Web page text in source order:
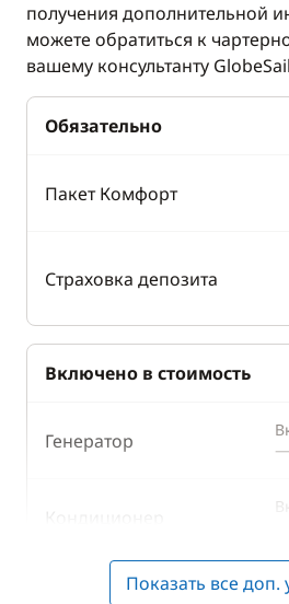
получения дополнительной
можете обратиться к
вашему консультанту
Обязательно
Пакет Комфорт
Страховка депозита
Включено в стоимость
Генератор
Кондиционер
Показать все доп.